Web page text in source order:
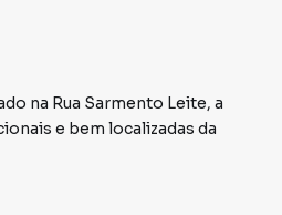
na Rua Sarmento Leite, a
e bem localizadas da